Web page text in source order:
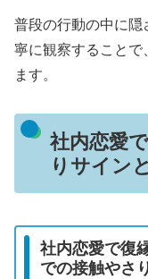
普段の行動の中に隠
寧に観察することで
ます。
社内恋愛
りサイン
社内恋愛で復
での接触やさ